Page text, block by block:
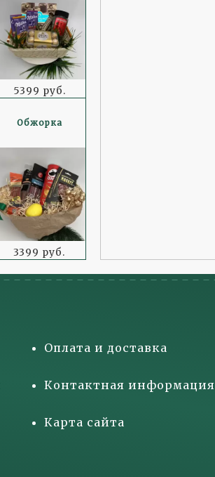
5399 руб.
Обжорка
3399 руб.
Оплата и доставка
Контактная информация
Карта сайта